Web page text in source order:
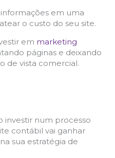
em uma
o custo do seu site.
em marketing
páginas e deixando
de vista comercial.
investir num processo
contábil vai ganhar
sua estratégia de